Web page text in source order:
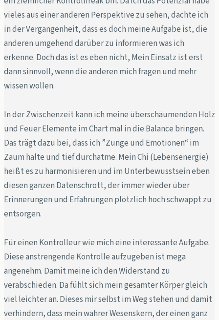
vieles aus einer anderen Perspektive zu sehen, dachte ich
in der Vergangenheit, dass es doch meine Aufgabe ist, die
anderen umgehend darüber zu informieren was ich
erkenne. Doch das ist es eben nicht, Mein Einsatz ist erst
dann sinnvoll, wenn die anderen mich fragen und mehr
wissen wollen.
In der Zwischenzeit kann ich meine überschäumenden Holz
und Feuer Elemente im Chart mal in die Balance bringen.
Das trägt dazu bei, dass ich ”Zunge und Emotionen“ im
Zaum halte und tief durchatme. Mein Chi (Lebensenergie)
heißt es zu harmonisieren und im Unterbewusstsein eben
diesen ganzen Datenschrott, der immer wieder über
Erinnerungen und Erfahrungen plötzlich hoch schwappt zu
entsorgen.
Für einen Kontrolleur wie mich eine interessante Aufgabe.
Diese anstrengende Kontrolle aufzugeben ist mega
angenehm. Damit meine ich den Widerstand zu
verabschieden. Da fühlt sich mein gesamter Körper gleich
viel leichter an. Dieses mir selbst im Weg stehen und damit
verhindern, dass mein wahrer Wesenskern, der einen ganz